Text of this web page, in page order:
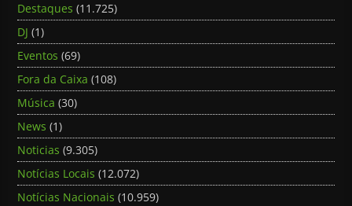
Destaques (11.725)
DJ (1)
Eventos (69)
Fora da Caixa (108)
Música (30)
News (1)
Noticias (9.305)
Notícias Locais (12.072)
Notícias Nacionais (10.959)